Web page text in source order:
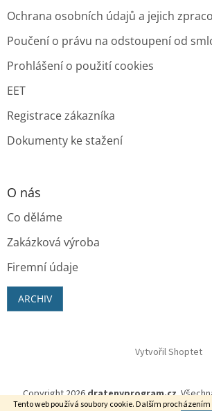
Tento web používá soubory cookie. Dalším
Ochrana osobních údajů a jejich
Poučení o právu na odstoupení od
Prohlášení o použití cookies
EET
Registrace zákazníka
Dokumenty ke stažení
O nás
Co děláme
Zakázková výroba
Firemní údaje
ARCHIV
Vytvořil Shoptet
Copyright 2026dratenyprogram.cz.